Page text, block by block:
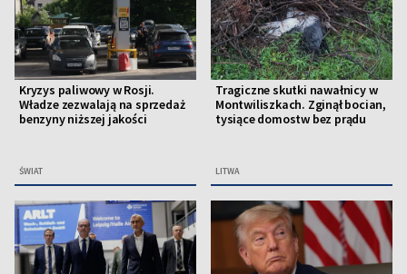
Kryzys paliwowy w Rosji.
Władze zezwalają na sprzedaż
benzyny niższej jakości
ŚWIAT
Tragiczne skutki nawałnicy w
Montwiliszkach. Zginął bocian,
tysiące domostw bez prądu
LITWA